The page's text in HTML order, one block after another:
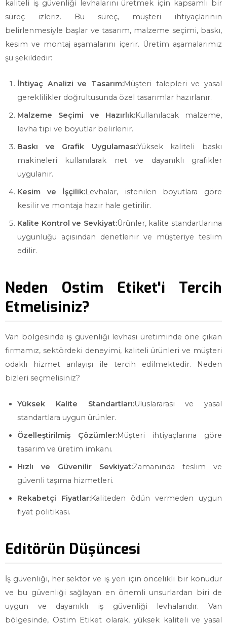
kaliteli iş güvenliği levhalarını üretmek için kapsamlı bir
süreç izleriz. Bu süreç, müşteri ihtiyaçlarının
belirlenmesiyle başlar ve tasarım, malzeme seçimi, baskı,
kesim ve montaj aşamalarını içerir. Üretim aşamalarımız
şu şekildedir:
İhtiyaç Analizi ve Tasarım:Müşteri talepleri ve yasal
gereklilikler doğrultusunda özel tasarımlar hazırlanır.
Malzeme Seçimi ve Hazırlık:Kullanılacak malzeme,
levha tipi ve boyutlar belirlenir.
Baskı ve Grafik Uygulaması:Yüksek kaliteli baskı
makineleri kullanılarak net ve dayanıklı grafikler
uygulanır.
Kesim ve İşçilik:Levhalar, istenilen boyutlara göre
kesilir ve montaja hazır hale getirilir.
Kalite Kontrol ve Sevkiyat:Ürünler, kalite standartlarına
uygunluğu açısından denetlenir ve müşteriye teslim
edilir.
Neden Ostim Etiket'i Tercih
Etmelisiniz?
Van bölgesinde iş güvenliği levhası üretiminde öne çıkan
firmamız, sektördeki deneyimi, kaliteli ürünleri ve müşteri
odaklı hizmet anlayışı ile tercih edilmektedir. Neden
bizleri seçmelisiniz?
Yüksek Kalite Standartları:Uluslararası ve yasal
standartlara uygun ürünler.
Özelleştirilmiş Çözümler:Müşteri ihtiyaçlarına göre
tasarım ve üretim imkanı.
Hızlı ve Güvenilir Sevkiyat:Zamanında teslim ve
güvenli taşıma hizmetleri.
Rekabetçi Fiyatlar:Kaliteden ödün vermeden uygun
fiyat politikası.
Editörün Düşüncesi
İş güvenliği, her sektör ve iş yeri için öncelikli bir konudur
ve bu güvenliği sağlayan en önemli unsurlardan biri de
uygun ve dayanıklı iş güvenliği levhalarıdır. Van
bölgesinde, Ostim Etiket olarak, yüksek kaliteli ve yasal